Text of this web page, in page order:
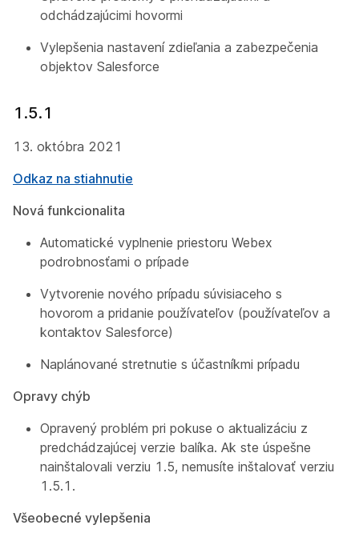
odchádzajúcimi hovormi
Vylepšenia nastavení zdieľania a zabezpečenia
objektov Salesforce
1.5.1
13. októbra 2021
Odkaz na stiahnutie
Nová funkcionalita
Automatické vyplnenie priestoru Webex
podrobnosťami o prípade
Vytvorenie nového prípadu súvisiaceho s
hovorom a pridanie používateľov (používateľov a
kontaktov Salesforce)
Naplánované stretnutie s účastníkmi prípadu
Opravy chýb
Opravený problém pri pokuse o aktualizáciu z
predchádzajúcej verzie balíka. Ak ste úspešne
nainštalovali verziu 1.5, nemusíte inštalovať verziu
1.5.1.
Všeobecné vylepšenia